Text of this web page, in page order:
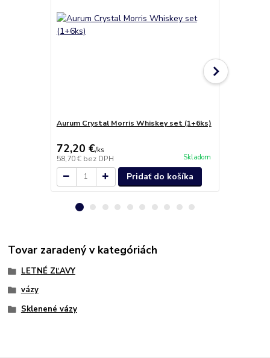
Aurum Crystal Morris Whiskey set (1+6ks)
72,20 €/ks
58,70 € bez DPH Skladom
Pridať do košíka
Tovar zaradený v kategóriách
LETNÉ ZĽAVY
vázy
Sklenené vázy